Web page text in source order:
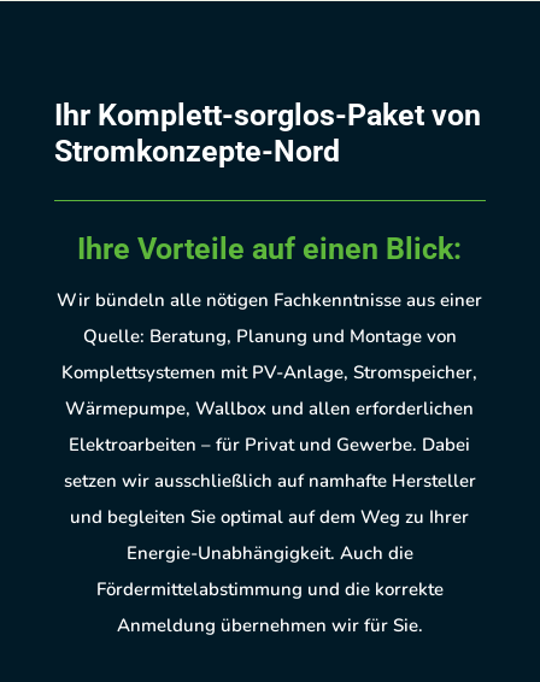
Ihr Komplett-sorglos-Paket von
Stromkonzepte-Nord
Ihre Vorteile auf einen Blick:
Wir bündeln alle nötigen Fachkenntnisse aus einer
Quelle: Beratung, Planung und Montage von
Komplettsystemen mit PV-Anlage, Stromspeicher,
Wärmepumpe, Wallbox und allen erforderlichen
Elektroarbeiten – für Privat und Gewerbe. Dabei
setzen wir ausschließlich auf namhafte Hersteller
und begleiten Sie optimal auf dem Weg zu Ihrer
Energie-Unabhängigkeit. Auch die
Fördermittelabstimmung und die korrekte
Anmeldung übernehmen wir für Sie.